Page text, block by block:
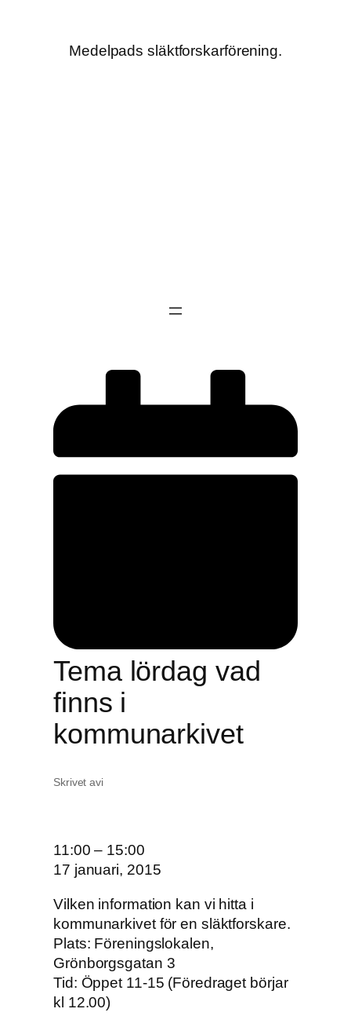
Medelpads släktforskarförening.
Tema lördag vad
finns i
kommunarkivet
Skrivet avi
T
e
a
l
ö
r
d
a
11:00 – 15:00
17 januari, 2015
Vilken information kan vi hitta i
kommunarkivet för en släktforskare.
Plats: Föreningslokalen,
Grönborgsgatan 3
Tid: Öppet 11-15 (Föredraget börjar
kl 12.00)